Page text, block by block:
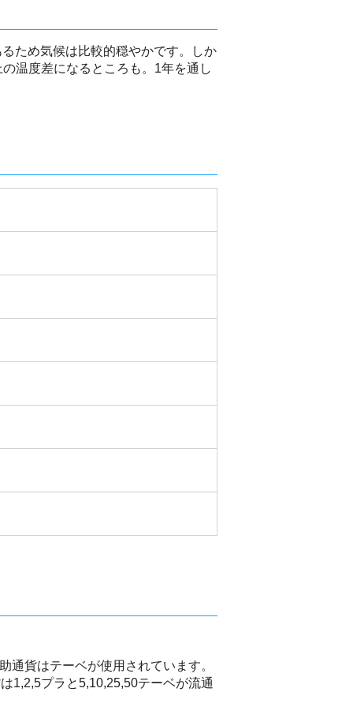
ため気候は比較的穏やかです。しか
温度差になるところも。1年を通し
通貨はテーベが使用されています。
1,2,5プラと5,10,25,50テーベが流通